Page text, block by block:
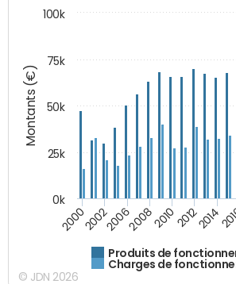
Montants (€)
Produits de
Charges de
2000200220062008201020122014
0k
25k
50k
75k
100k
© JDN 2026